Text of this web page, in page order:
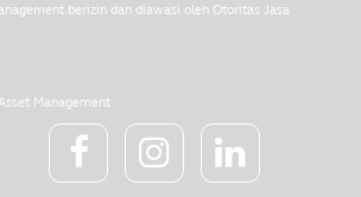
berizin dan diawasi oleh Otoritas Jasa
Management